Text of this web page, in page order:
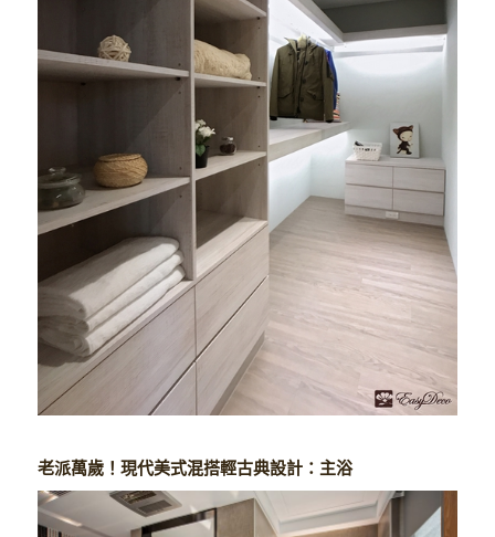
老派萬歲！現代美式混搭輕古典設計：主浴